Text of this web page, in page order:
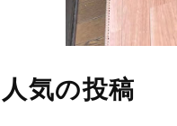
人気の投稿